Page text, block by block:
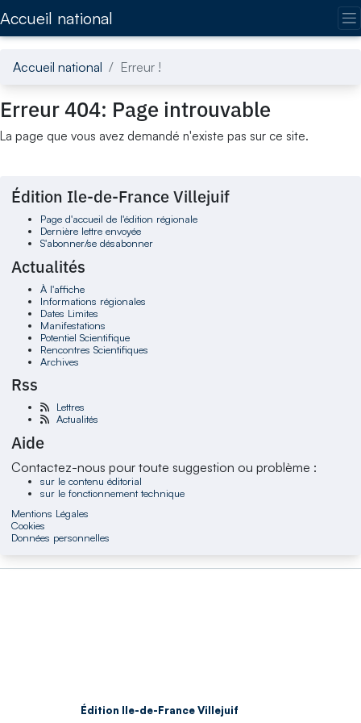
Accueil national
Accueil national Erreur !
Erreur 404: Page introuvable
La page que vous avez demandé n'existe pas sur ce site.
Édition Ile-de-France Villejuif
Page d'accueil de l'édition régionale
Dernière lettre envoyée
S'abonner/se désabonner
Actualités
À l'affiche
Informations régionales
Dates Limites
Manifestations
Potentiel Scientifique
Rencontres Scientifiques
Archives
Rss
Lettres
Actualités
Aide
Contactez-nous pour toute suggestion ou problème :
sur le contenu éditorial
sur le fonctionnement technique
Mentions Légales
Cookies
Données personnelles
Édition Ile-de-France Villejuif